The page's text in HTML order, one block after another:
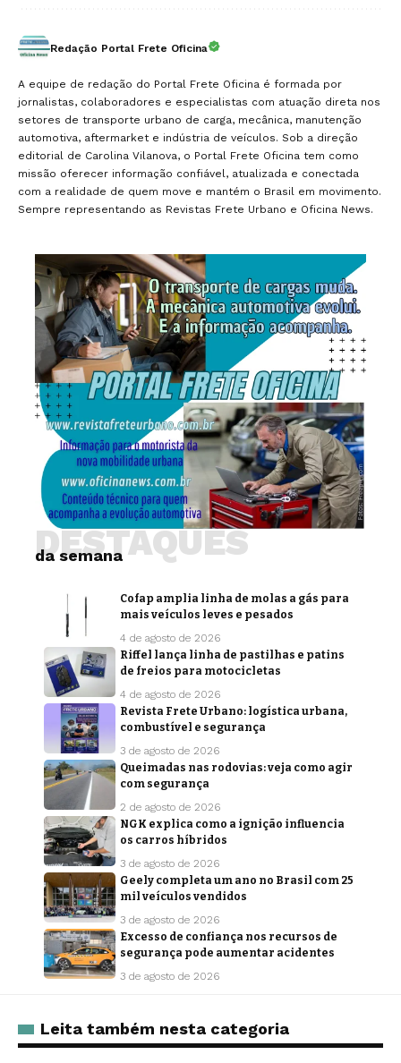
Redação Portal Frete Oficina
A equipe de redação do Portal Frete Oficina é formada por
jornalistas, colaboradores e especialistas com atuação direta nos
setores de transporte urbano de carga, mecânica, manutenção
automotiva, aftermarket e indústria de veículos. Sob a direção
editorial de Carolina Vilanova, o Portal Frete Oficina tem como
missão oferecer informação confiável, atualizada e conectada
com a realidade de quem move e mantém o Brasil em movimento.
Sempre representando as Revistas Frete Urbano e Oficina News.
da semana
DESTAQUES
Cofap amplia linha de molas a gás para
mais veículos leves e pesados
4 de agosto de 2026
Riffel lança linha de pastilhas e patins
de freios para motocicletas
4 de agosto de 2026
Revista Frete Urbano: logística urbana,
combustível e segurança
3 de agosto de 2026
Queimadas nas rodovias: veja como agir
com segurança
2 de agosto de 2026
NGK explica como a ignição influencia
os carros híbridos
3 de agosto de 2026
Geely completa um ano no Brasil com 25
mil veículos vendidos
3 de agosto de 2026
Excesso de confiança nos recursos de
segurança pode aumentar acidentes
3 de agosto de 2026
Leita também nesta categoria